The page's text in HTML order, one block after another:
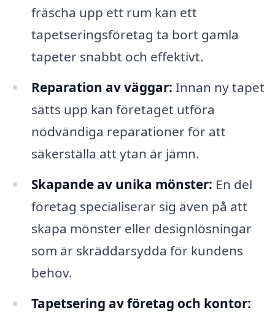
fräscha upp ett rum kan ett
tapetseringsföretag ta bort gamla
tapeter snabbt och effektivt.
Reparation av väggar: Innan ny tapet
sätts upp kan företaget utföra
nödvändiga reparationer för att
säkerställa att ytan är jämn.
Skapande av unika mönster: En del
företag specialiserar sig även på att
skapa mönster eller designlösningar
som är skräddarsydda för kundens
behov.
Tapetsering av företag och kontor: